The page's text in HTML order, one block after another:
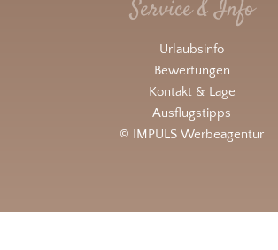
Service & Info
Urlaubsinfo
Bewertungen
Kontakt & Lage
Ausflugstipps
© IMPULS Werbeagentur